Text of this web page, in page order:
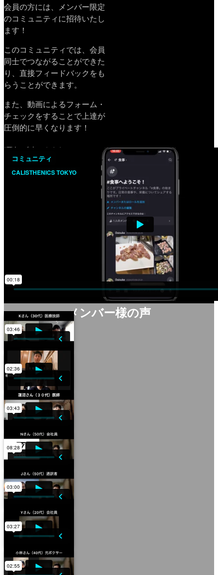
会員の方には、メンバー限定
のコミュニティに招待いたし
ます！
このコミュニティでは、会員
同士でつながることができた
り、直接フィードバックをも
らうことができます。
また、動画によるフォーム・
チェックをすることで上達が
圧倒的に早くなります！
*匿名で参加できます。
メンバー様の声